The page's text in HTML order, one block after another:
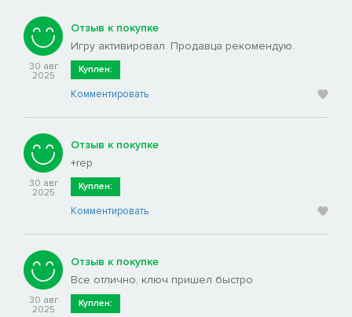
30 авг
2025
Отзыв к покупке
Игру активировал. Продавца рекомендую.
Куплен:
Комментировать
30 авг
2025
Отзыв к покупке
+rep
Куплен:
Комментировать
30 авг
2025
Отзыв к покупке
Все отлично, ключ пришел быстро
Куплен: